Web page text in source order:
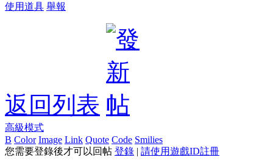
使用道具 舉報
返回列表
高級模式
B Color Image Link Quote Code Smilies
您需要登錄後才可以回帖 登錄 | 請使用遊戲ID註冊